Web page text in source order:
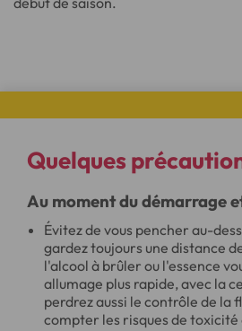
Quelques
Au moment du démarrage
Évitez de vous pencher au-
gardez toujours une distance
l'alcool à brûler ou l'essence
allumage plus rapide, avec la
perdrez aussi le contrôle de la
compter les risques de toxicité